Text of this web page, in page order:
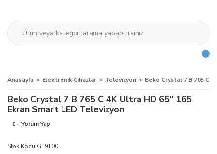
Anasayfa Elektronik Cihazlar Televizyon Beko Crystal 7 B 765 C
Beko Crystal 7 B 765 C 4K Ultra HD 65'' 165
Ekran Smart LED Televizyon
0 - Yorum Yap
Stok Kodu:GE9T00